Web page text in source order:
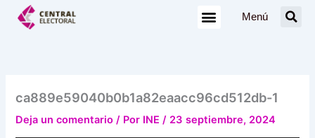
Menú
ca889e59040b0b1a82eaacc96cd512db-1
Deja un comentario / Por INE/ 23 septiembre, 2024